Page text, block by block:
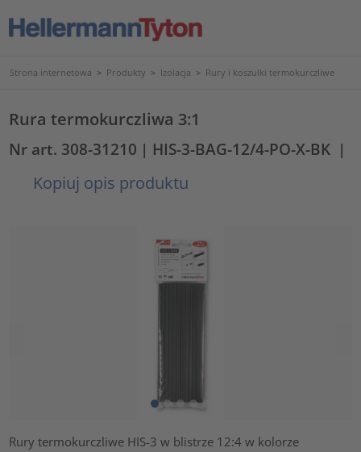
Strona internetowa > Produkty > Izolacja > Rury i koszulki termokurczliwe
Rura termokurczliwa 3:1
Nr art. 308-31210 | HIS-3-BAG-12/4-PO-X-BK |
Kopiuj opis produktu
Rury termokurczliwe HIS-3 w blistrze 12:4 w kolorze